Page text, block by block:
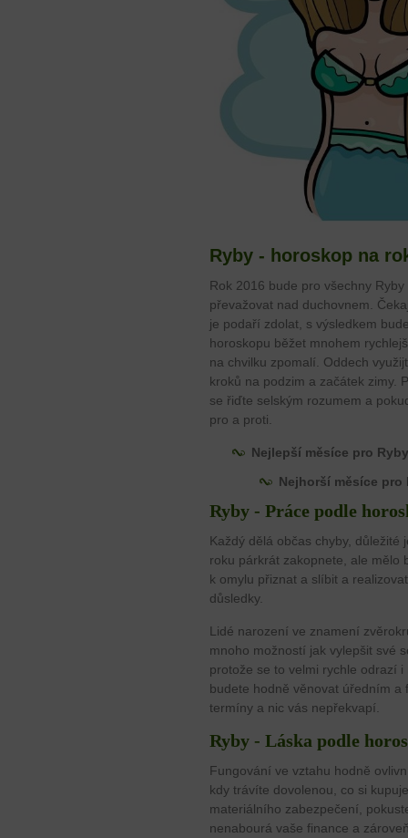
Ryby - horoskop na
Rok 2016 bude pro všechny
převažovat nad duchovnem.
je podaří zdolat, s výsledkem
horoskopu běžet mnohem
na chvilku zpomalí. Oddech
kroků na podzim a začátek zimy.
se řiďte selským rozumem a
pro a proti.
Nejlepší měsíce pro
Nejhorší měsíce pro
Ryby - Práce podle
Každý dělá občas chyby,
roku párkrát zakopnete, ale mělo
k omylu přiznat a slíbit a
důsledky.
Lidé narození ve znamení
mnoho možností jak vylepšit své
protože se to velmi rychle odrazí
budete hodně věnovat úředním
termíny a nic vás nepřekvapí.
Ryby - Láska podle
Fungování ve vztahu hodně
kdy trávíte dovolenou, co si
materiálního zabezpečení,
nenabourá vaše finance a